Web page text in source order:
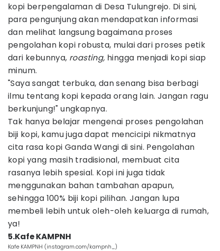
kopi berpengalaman di Desa Tulungrejo. Di sini,
para pengunjung akan mendapatkan informasi
dan melihat langsung bagaimana proses
pengolahan kopi robusta, mulai dari proses petik
dari kebunnya, roasting, hingga menjadi kopi siap
minum.
"Saya sangat terbuka, dan senang bisa berbagi
ilmu tentang kopi kepada orang lain. Jangan ragu
berkunjung!" ungkapnya.
Tak hanya belajar mengenai proses pengolahan
biji kopi, kamu juga dapat mencicipi nikmatnya
cita rasa kopi Ganda Wangi di sini. Pengolahan
kopi yang masih tradisional, membuat cita
rasanya lebih spesial. Kopi ini juga tidak
menggunakan bahan tambahan apapun,
sehingga 100% biji kopi pilihan. Jangan lupa
membeli lebih untuk oleh-oleh keluarga di rumah,
ya!
5.Kafe KAMPNH
Kafe KAMPNH (instagram.com/kampnh_)